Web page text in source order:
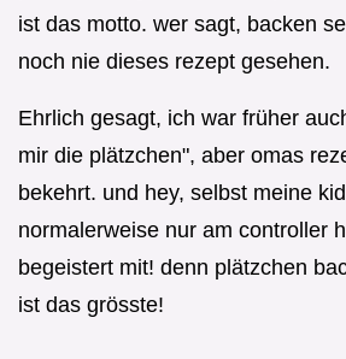
ist das motto. wer sagt, backen
noch nie dieses rezept gesehen.
Ehrlich gesagt, ich war früher
mir die plätzchen", aber omas
bekehrt. und hey, selbst meine
normalerweise nur am controller
begeistert mit! denn plätzchen
ist das grösste!